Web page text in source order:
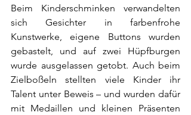
Beim Kinderschminken verwandelten
sich Gesichter in farbenfrohe
Kunstwerke, eigene Buttons wurden
gebastelt, und auf zwei Hüpfburgen
wurde ausgelassen getobt. Auch beim
Zielboßeln stellten viele Kinder ihr
Talent unter Beweis – und wurden dafür
mit Medaillen und kleinen Präsenten